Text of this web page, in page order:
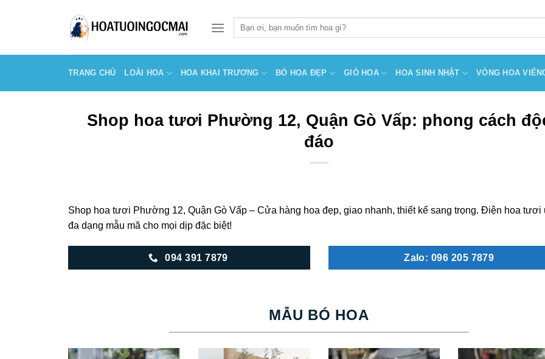
kiếm:
TRANG CHỦ LOÀI HOA HOA KHAI TRƯƠNG BÓ HOA ĐẸP GIỎ HOA HOA SINH NHẬT VÒNG HOA
Shop hoa tươi Phường 12, Quận Gò Vấp: phong cách
đáo
Shop hoa tươi Phường 12, Quận Gò Vấp – Cửa hàng hoa đẹp, giao nhanh, thiết kế sang trọng. Điện hoa tươi
đa dạng mẫu mã cho mọi dịp đặc biệt!
094 391 7879 Zalo: 096 205 7879
MẪU BÓ HOA